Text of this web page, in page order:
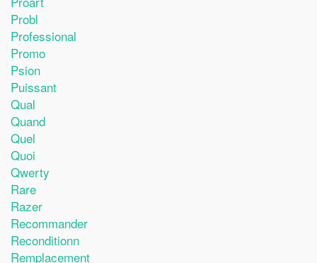
Probl
Professional
Promo
Psion
Puissant
Qual
Quand
Quel
Quoi
Qwerty
Rare
Razer
Recommander
Reconditionn
Remplacement